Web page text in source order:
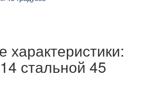
характеристики:
стальной 45